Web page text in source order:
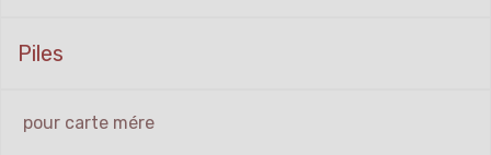
Piles
pour carte mére